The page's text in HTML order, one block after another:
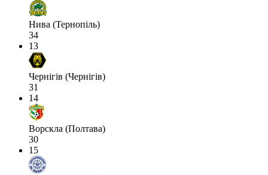
Нива (Тернопіль)
34
13
Чернігів (Чернігів)
31
14
Ворскла (Полтава)
30
15